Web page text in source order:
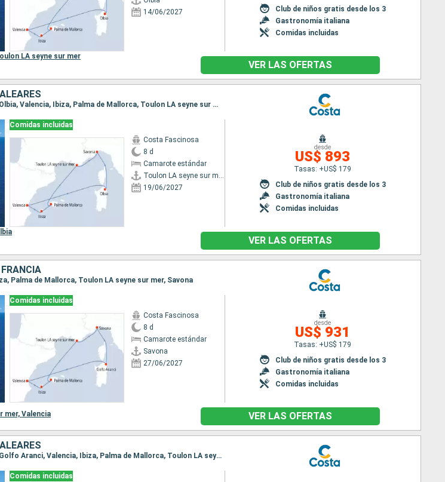
14/06/2027
Club de niños gratis desde los 3
Gastronomía italiana
Comidas incluidas
LA seyne sur mer
VER LAS OFERTAS
Itinerario : Toulon LA seyne sur mer, Savona, Olbia, Valencia, Ibiza, Palma de Mallorca, Toulon LA seyne sur mer
Comidas incluidas
Costa Fascinosa
8 d
Camarote estándar
Toulon LA seyne sur mer
19/06/2027
desde
US$ 893
Tasas: +US$ 179
Club de niños gratis desde los 3
Gastronomía italiana
Comidas incluidas
VER LAS OFERTAS
Palma de Mallorca, Toulon LA seyne sur mer, Savona
Comidas incluidas
Costa Fascinosa
8 d
Camarote estándar
Savona
27/06/2027
desde
US$ 931
Tasas: +US$ 179
Club de niños gratis desde los 3
Gastronomía italiana
Comidas incluidas
mer, Valencia VER LAS OFERTAS
Itinerario : Toulon LA seyne sur mer, Savona, Golfo Aranci, Valencia, Ibiza, Palma de Mallorca, Toulon LA seyne sur mer
Comidas incluidas